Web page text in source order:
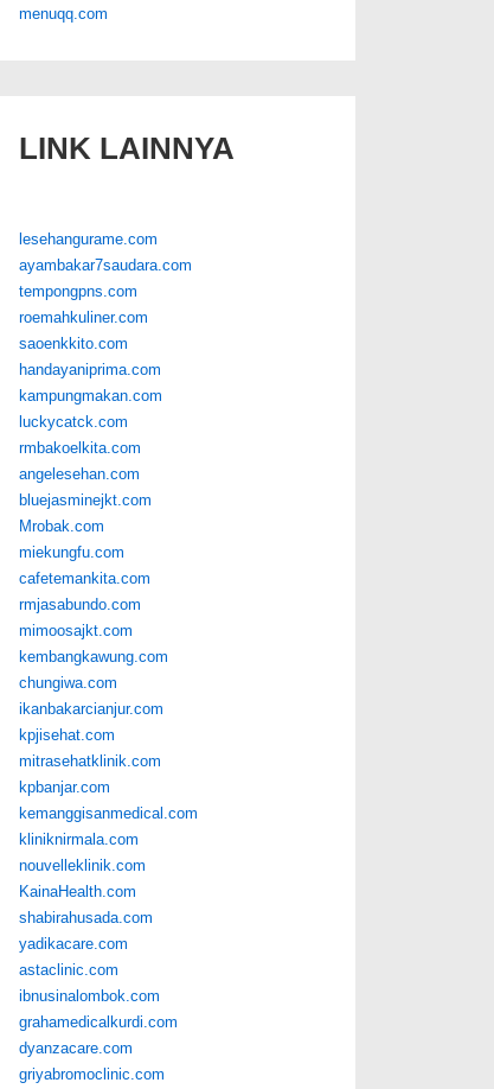
menuqq.com
LINK LAINNYA
lesehangurame.com
ayambakar7saudara.com
tempongpns.com
roemahkuliner.com
saoenkkito.com
handayaniprima.com
kampungmakan.com
luckycatck.com
rmbakoelkita.com
angelesehan.com
bluejasminejkt.com
Mrobak.com
miekungfu.com
cafetemankita.com
rmjasabundo.com
mimoosajkt.com
kembangkawung.com
chungiwa.com
ikanbakarcianjur.com
kpjisehat.com
mitrasehatklinik.com
kpbanjar.com
kemanggisanmedical.com
kliniknirmala.com
nouvelleklinik.com
KainaHealth.com
shabirahusada.com
yadikacare.com
astaclinic.com
ibnusinalombok.com
grahamedicalkurdi.com
dyanzacare.com
griyabromoclinic.com